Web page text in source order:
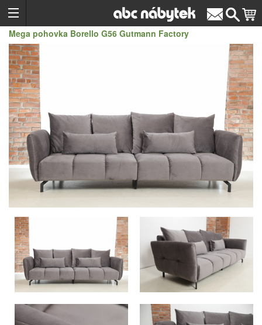
Mega pohovka Borello G56 Gutmann Factory